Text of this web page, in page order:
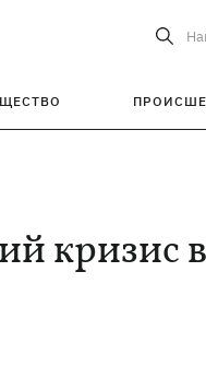
кризис